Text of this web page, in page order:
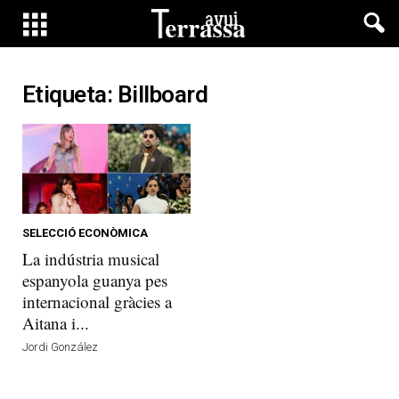
Etiqueta: Billboard
SELECCIÓ ECONÒMICA
La indústria musical
espanyola guanya pes
internacional gràcies a
Aitana i...
Jordi González